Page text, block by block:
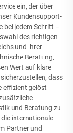
ein, der über
Kundensupport-
bei jedem Schritt –
des richtigen
und Ihrer
Beratung,
Wert auf klare
dass
effizient gelöst
und Beratung zu
internationale
Partner und